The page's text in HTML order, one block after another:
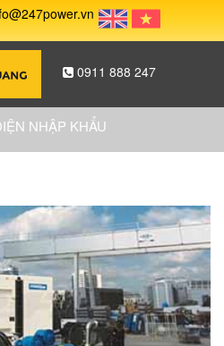
0911 888 247
NHẬP KHẨU